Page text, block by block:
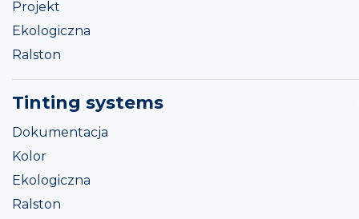
Projekt
Ekologiczna
Ralston
Tinting systems
Dokumentacja
Kolor
Ekologiczna
Ralston